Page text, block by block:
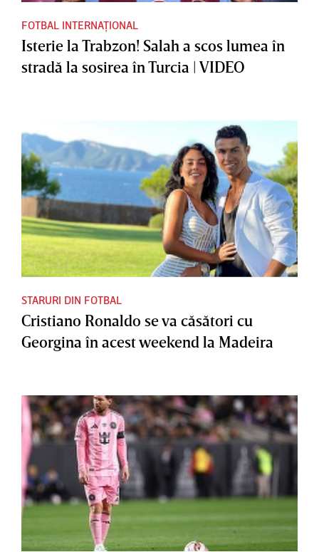
FOTBAL INTERNAȚIONAL
Isterie la Trabzon! Salah a scos lumea în
stradă la sosirea în Turcia | VIDEO
STARURI DIN FOTBAL
Cristiano Ronaldo se va căsători cu
Georgina în acest weekend la Madeira